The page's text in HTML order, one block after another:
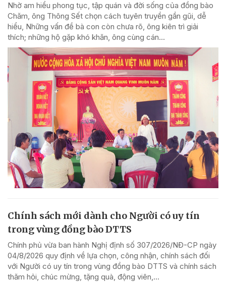
Nhờ am hiểu phong tục, tập quán và đời sống của đồng bào
Chăm, ông Thông Sết chọn cách tuyên truyền gần gũi, dễ
hiểu, Những vấn đề bà con còn chưa rõ, ông kiên trì giải
thích; những hộ gặp khó khăn, ông cùng cán...
Chính sách mới dành cho Người có uy tín
trong vùng đồng bào DTTS
Chính phủ vừa ban hành Nghị định số 307/2026/NĐ-CP ngày
04/8/2026 quy định về lựa chọn, công nhận, chính sách đối
với Người có uy tín trong vùng đồng bào DTTS và chính sách
thăm hỏi, chúc mừng, tặng quà, động viên,...